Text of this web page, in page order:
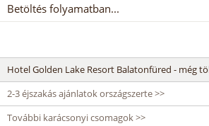
Betöltés folyamatban...
Hotel Golden Lake Resort Balatonfüred - még
2-3 éjszakás ajánlatok országszerte >>
További karácsonyi csomagok >>